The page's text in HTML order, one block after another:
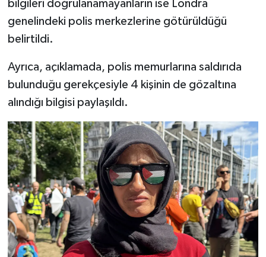
bilgileri doğrulanamayanların ise Londra
genelindeki polis merkezlerine götürüldüğü
belirtildi.
Ayrıca, açıklamada, polis memurlarına saldırıda
bulunduğu gerekçesiyle 4 kişinin de gözaltına
alındığı bilgisi paylaşıldı.